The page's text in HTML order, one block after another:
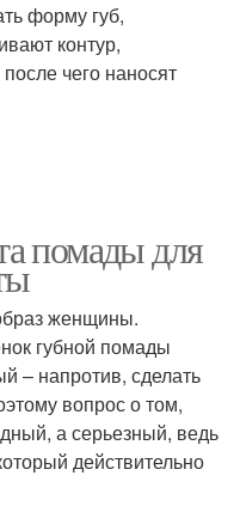
форму губ,
контур,
чего наносят
помады для
женщины.
губной помады
– напротив, сделать
вопрос о том,
а серьезный, ведь
действительно